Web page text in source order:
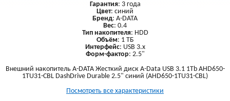
Гарантия: 3 года
Цвет: синий
Бренд: A-DATA
Вес: 0.4
Тип накопителя: HDD
Объём: 1 ТБ
Интерфейс: USB 3.x
Форм-фактор: 2.5"
Внешний накопитель A-DATA Жесткий диск A-Data USB 3.1 1Tb AHD650-
1TU31-CBL DashDrive Durable 2.5" синий (AHD650-1TU31-CBL)
Посмотреть все характеристики